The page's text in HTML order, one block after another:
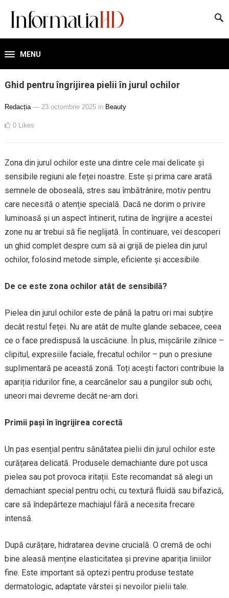
MENU
Ghid pentru îngrijirea pielii în jurul ochilor
Redacția — 23 octombrie 2025 in Beauty
0 Likes
Zona din jurul ochilor este una dintre cele mai delicate și
sensibile regiuni ale feței noastre. Este și prima care arată
semnele de oboseală, stres sau îmbătrânire, motiv pentru
care necesită o atenție specială. Dacă ne dorim o privire
luminoasă și un aspect întinerit, rutina de îngrijire a acestei
zone nu ar trebui să fie neglijată. În continuare, vei descoperi
un ghid complet despre cum să ai grijă de pielea din jurul
ochilor, folosind metode simple, eficiente și accesibile.
De ce este zona ochilor atât de sensibilă?
Pielea din jurul ochilor este de până la patru ori mai subțire
decât restul feței. Nu are atât de multe glande sebacee, ceea
ce o face predispusă la uscăciune. În plus, mișcările zilnice –
clipitul, expresiile faciale, frecatul ochilor – pun o presiune
suplimentară pe această zonă. Toți acești factori contribuie la
apariția ridurilor fine, a cearcănelor sau a pungilor sub ochi,
uneori mai devreme decât ne-am dori.
Primii pași în îngrijirea corectă
Un pas esențial pentru sănătatea pielii din jurul ochilor este
curățarea delicată. Produsele demachiante dure pot usca
pielea sau pot provoca iritații. Este recomandat să alegi un
demachiant special pentru ochi, cu textură fluidă sau bifazică,
care să îndepărteze machiajul fără a necesita frecare
intensă.
După curățare, hidratarea devine crucială. O cremă de ochi
bine aleasă menține elasticitatea și previne apariția liniilor
fine. Este important să optezi pentru produse testate
dermatologic, adaptate vârstei și nevoilor pielii tale.